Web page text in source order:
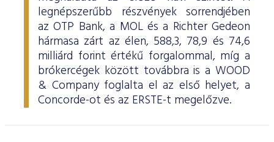
legnépszerűbb részvények sorrendjében
az OTP Bank, a MOL és a Richter Gedeon
hármasa zárt az élen, 588,3, 78,9 és 74,6
milliárd forint értékű forgalommal, míg a
brókercégek között továbbra is a WOOD
& Company foglalta el az első helyet, a
Concorde-ot és az ERSTE-t megelőzve.